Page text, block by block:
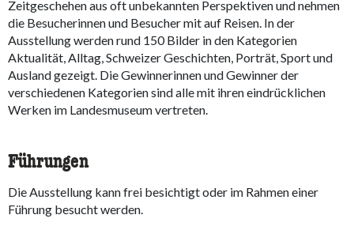
Zeitgeschehen aus oft unbekannten Perspektiven und nehmen
die Besucherinnen und Besucher mit auf Reisen. In der
Ausstellung werden rund 150 Bilder in den Kategorien
Aktualität, Alltag, Schweizer Geschichten, Porträt, Sport und
Ausland gezeigt. Die Gewinnerinnen und Gewinner der
verschiedenen Kategorien sind alle mit ihren eindrücklichen
Werken im Landesmuseum vertreten.
Führungen
Die Ausstellung kann frei besichtigt oder im Rahmen einer
Führung besucht werden.